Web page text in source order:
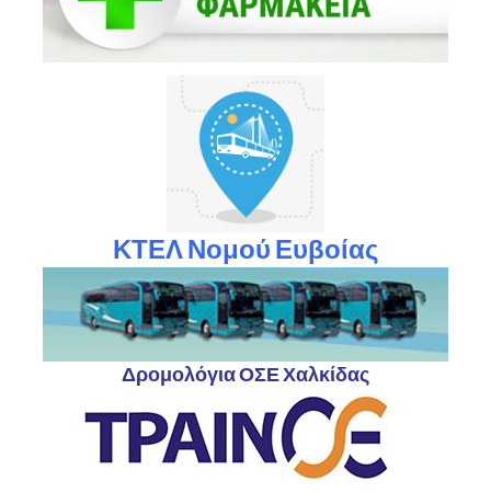
ΚΤΕΛ Νομού Ευβοίας
Δρομολόγια ΟΣΕ Χαλκίδας